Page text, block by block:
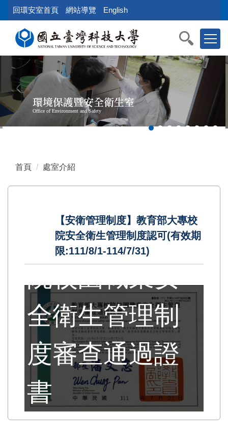
到
內
容
區
塊
回環安室首頁 網站導覽 English
環境保護暨安全衛生室
Office of Environment and Safety
首頁 處室介紹
【安衛管理制度】教育部大專校
院安全衛生管理制度認可(有效期
限:111/8/1-114/7/31)
教育部大專校
院校園職業安
全衛生管理制
度審查通過證
書